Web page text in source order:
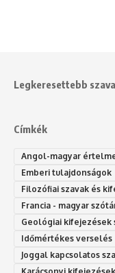
Legkeresettebb
Címkék
Angol-magyar
Emberi tulajdonságok
Filozófiai szavak és
Francia - magyar
Geológiai kifejezések
Időmértékes verselés
Joggal kapcsolatos